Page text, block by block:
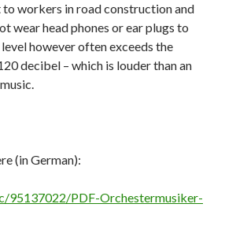
workers in road construction and
wear head phones or ear plugs to
however often exceeds the
decibel – which is louder than an
(in German):
95137022/PDF-Orchestermusiker-